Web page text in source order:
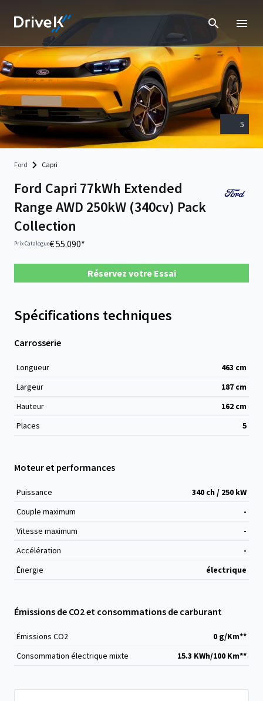
5
Ford Capri
Ford Capri 77kWh Extended
Range AWD 250kW (340cv) Pack
Collection
Prix Catalogue€ 55.090*
Réservez votre Essai
Spécifications techniques
Carrosserie
Longueur 463 cm
Largeur
187 cm
Hauteur
162 cm
Places
5
Moteur et performances
Puissance
340 ch / 250 kW
Couple maximum
-
Vitesse maximum
-
Accélération
-
Énergie
électrique
Émissions de CO2 et consommations de carburant
Émissions CO2
0 g/Km**
Consommation électrique mixte
15.3 KWh/100 Km**